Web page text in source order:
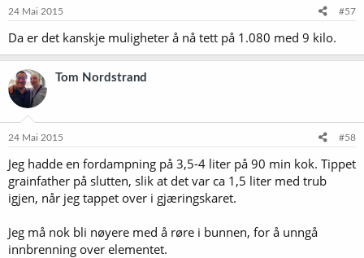
e
:
24 Mai 2015 #57
Da er det kanskje muligheter å nå tett på 1.080 med 9 kilo.
Tom Nordstrand
24 Mai 2015 #58
Jeg hadde en fordampning på 3,5-4 liter på 90 min kok. Tippet
grainfather på slutten, slik at det var ca 1,5 liter med trub
igjen, når jeg tappet over i gjæringskaret.
Jeg må nok bli nøyere med å røre i bunnen, for å unngå
innbrenning over elementet.